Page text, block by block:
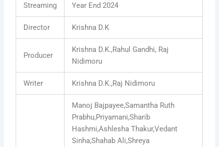
Streaming Year End 2024
Director Krishna D.K
Producer
Krishna D.K.,Rahul Gandhi, Raj
Nidimoru
Writer Krishna D.K.,Raj Nidimoru
Manoj Bajpayee,Samantha Ruth
Prabhu,Priyamani,Sharib
Hashmi,Ashlesha Thakur,Vedant
Sinha,Shahab Ali,Shreya